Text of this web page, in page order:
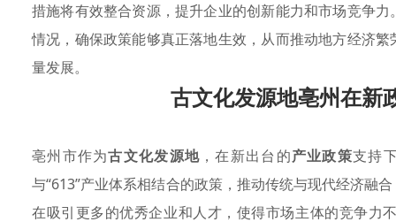
措施将有效整合资源，提升企业的创新能力和市场竞争
情况，确保政策能够真正落地生效，从而推动地方经济
量发展。
古文化发源地亳州在新
亳州市作为古文化发源地 ，在新出台的产业政策支持
与“613”产业体系相结合的政策，推动传统与现代经济融
在吸引更多的优秀企业和人才，使得市场主体的竞争力